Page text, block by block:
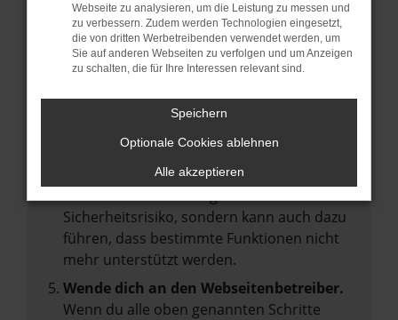
anderen Browser oder in einem privaten
Fenster?
Starte dein Gerät neu.
vorübergehende Probleme zu beheben.
Betriebssystem auf dem neuesten Stand
Veraltete Software birgt nicht nur ein
Sicherheitsrisiko, sondern kann auch dazu
führen, dass bestimmte Funktionen nicht
mehr unterstützt werden.
Wende dich an den Webseitenbetreiber.
Wenn du alle oben genannten Schritte
Webseite zu analysieren, um die Leistung zu messen und
zu verbessern. Zudem werden Technologien eingesetzt,
die von dritten Werbetreibenden verwendet werden, um
Sie auf anderen Webseiten zu verfolgen und um Anzeigen
zu schalten, die für Ihre Interessen relevant sind.
Speichern
Optionale Cookies ablehnen
Alle akzeptieren